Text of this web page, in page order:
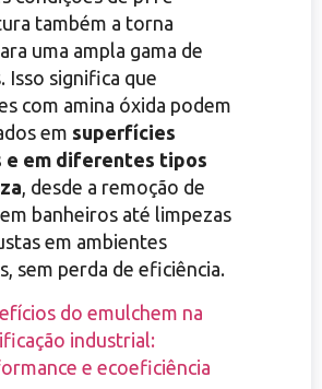
também a torna
uma ampla gama de
Isso significa que
com amina óxida podem
em superfícies
e em diferentes tipos
, desde a remoção de
banheiros até limpezas
em ambientes
sem perda de eficiência.
do emulchem na
industrial:
e ecoeficiência